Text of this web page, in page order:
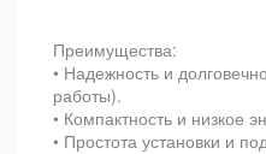
Преимущества:
• Надежность и
работы).
• Компактность и низкое
• Простота установки и